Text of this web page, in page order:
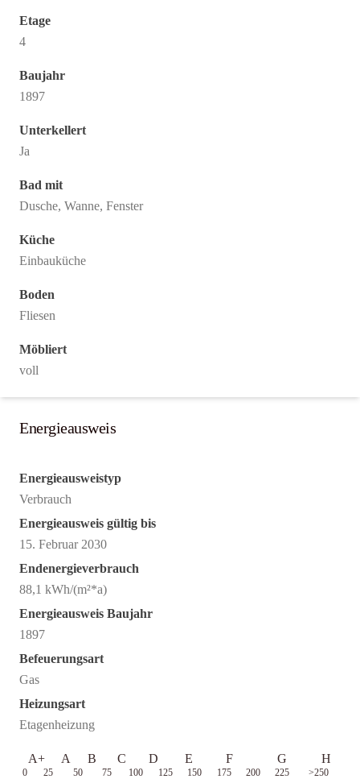
Etage
4
Baujahr
1897
Unterkellert
Ja
Bad mit
Dusche, Wanne, Fenster
Küche
Einbauküche
Boden
Fliesen
Möbliert
voll
Energieausweis
Energieausweistyp
Verbrauch
Energieausweis gültig bis
15. Februar 2030
Endenergieverbrauch
88,1 kWh/(m²*a)
Energieausweis Baujahr
1897
Befeuerungsart
Gas
Heizungsart
Etagenheizung
A+ A B C D E F G H
0 25 50 75 100 125 150 175 200 225 >250